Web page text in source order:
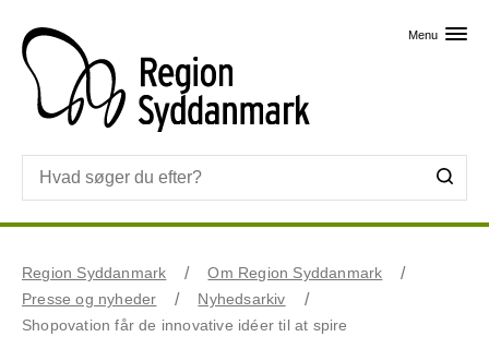
Menu
Region Syddanmark
Om Region Syddanmark
Presse og nyheder
Nyhedsarkiv
Shopovation får de innovative idéer til at spire